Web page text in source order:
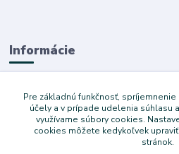
Informácie
O nás
Obchodné podmienky
Ochrana súkromia
Služby
Pre základnú funkčnosť,
účely a v prípade udelenia súhlasu
využívame súbory cookies.
cookies môžete kedykoľvek
stránok.